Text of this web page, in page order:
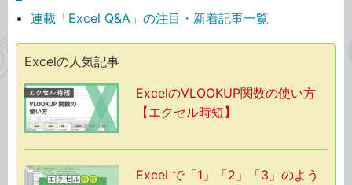
連載「Excel Q&A」の注目・新着記事一覧
Excelの人気記事
ExcelのVLOOKUP関数の使い方
【エクセル時短】
Excel で「1」「2」「3」のよう